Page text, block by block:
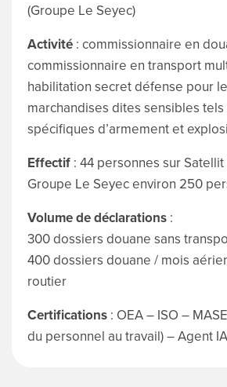
(Groupe Le Seyec)
Activité: commissionnaire en
commissionnaire en transport
habilitation secret défense pour
marchandises dites sensibles
spécifiques d’armement et
Effectif: 44 personnes sur
Groupe Le Seyec environ 250
Volume de déclarations:
300 dossiers douane sans
400 dossiers douane / mois
routier
Certifications: OEA – ISO –
du personnel au travail) – Agent